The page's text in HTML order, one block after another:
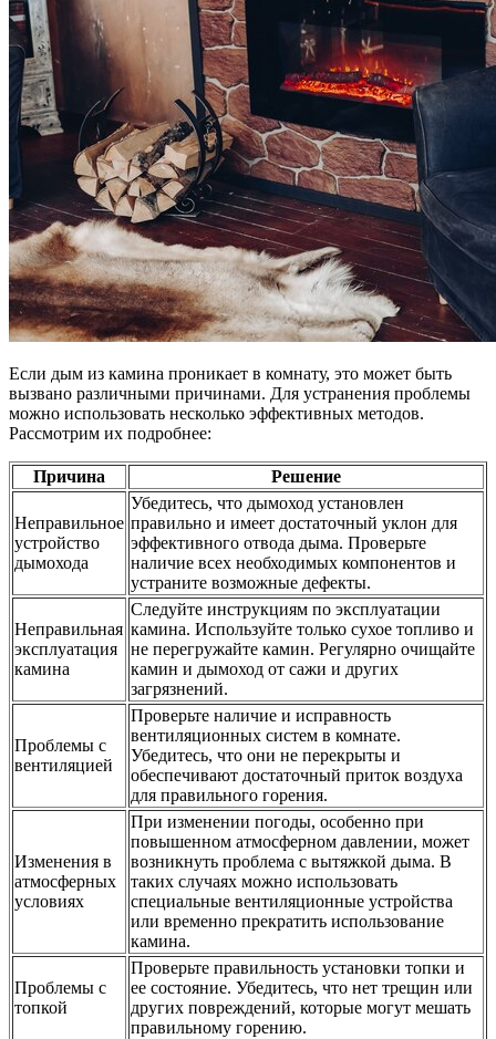
Если дым из камина проникает в комнату, это может быть
вызвано различными причинами. Для устранения проблемы
можно использовать несколько эффективных методов.
Рассмотрим их подробнее:
Причина Решение
Неправильное
устройство
дымохода
Убедитесь, что дымоход установлен
правильно и имеет достаточный уклон для
эффективного отвода дыма. Проверьте
наличие всех необходимых компонентов и
устраните возможные дефекты.
Неправильная
эксплуатация
камина
Следуйте инструкциям по эксплуатации
камина. Используйте только сухое топливо и
не перегружайте камин. Регулярно очищайте
камин и дымоход от сажи и других
загрязнений.
Проблемы с
вентиляцией
Проверьте наличие и исправность
вентиляционных систем в комнате.
Убедитесь, что они не перекрыты и
обеспечивают достаточный приток воздуха
для правильного горения.
Изменения в
атмосферных
условиях
При изменении погоды, особенно при
повышенном атмосферном давлении, может
возникнуть проблема с вытяжкой дыма. В
таких случаях можно использовать
специальные вентиляционные устройства
или временно прекратить использование
камина.
Проблемы с
топкой
Проверьте правильность установки топки и
ее состояние. Убедитесь, что нет трещин или
других повреждений, которые могут мешать
правильному горению.